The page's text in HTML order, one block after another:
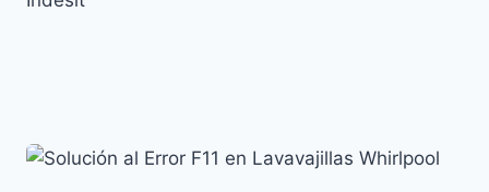
Cómo resolver el error F15 en lavavajillas Indesit